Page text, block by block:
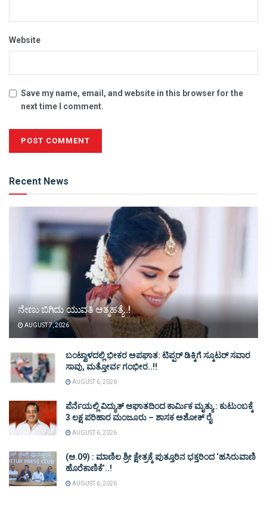
Website
Save my name, email, and website in this browser for the
next time I comment.
Recent News
ನೇಣು ಬಿಗಿದು ಯುವತಿ ಆತ್ಮಹತ್ಯೆ..!
AUGUST 7, 2026
ಬಂಟ್ವಾಳದಲ್ಲಿ ಭೀಕರ ಅಪಘಾತ: ಟಿಪ್ಪರ್ ಡಿಕ್ಕಿಗೆ ಸ್ಕೂಟರ್ ಸವಾರ
ಸಾವು, ಮತ್ತೋರ್ವ ಗಂಭೀರ..!!
AUGUST 6, 2026
ಪೆರ್ನೆಯಲ್ಲಿ ವಿದ್ಯುತ್ ಆಘಾತದಿಂದ ಕಾರ್ಮಿಕ ಮೃತ್ಯು : ಕುಟುಂಬಕ್ಕೆ
3 ಲಕ್ಷ ಪರಿಹಾರ ಮಂಜೂರು – ಶಾಸಕ ಅಶೋಕ್ ರೈ
AUGUST 6, 2026
(ಆ.09) : ಮಾಣಿಲ ಶ್ರೀ ಕ್ಷೇತ್ರಕ್ಕೆ ಪುತ್ತೂರಿನ ಭಕ್ತರಿಂದ ‘ಹಸಿರುವಾಣಿ
ಹೊರೆಕಾಣಿಕೆ’..!
AUGUST 6, 2026